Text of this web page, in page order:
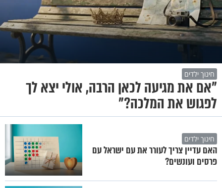
חינוך ילדים
"אם את מגיעה לכאן הרבה, אולי יצא לך
לפגוש את המלכה?"
חינוך ילדים
האם עדיין צריך לעורר את עם ישראל עם
פרסים ועונשים?